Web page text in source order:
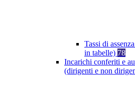
Tassi di
in tabelle) 78
Incarichi conferiti e
(dirigenti e non